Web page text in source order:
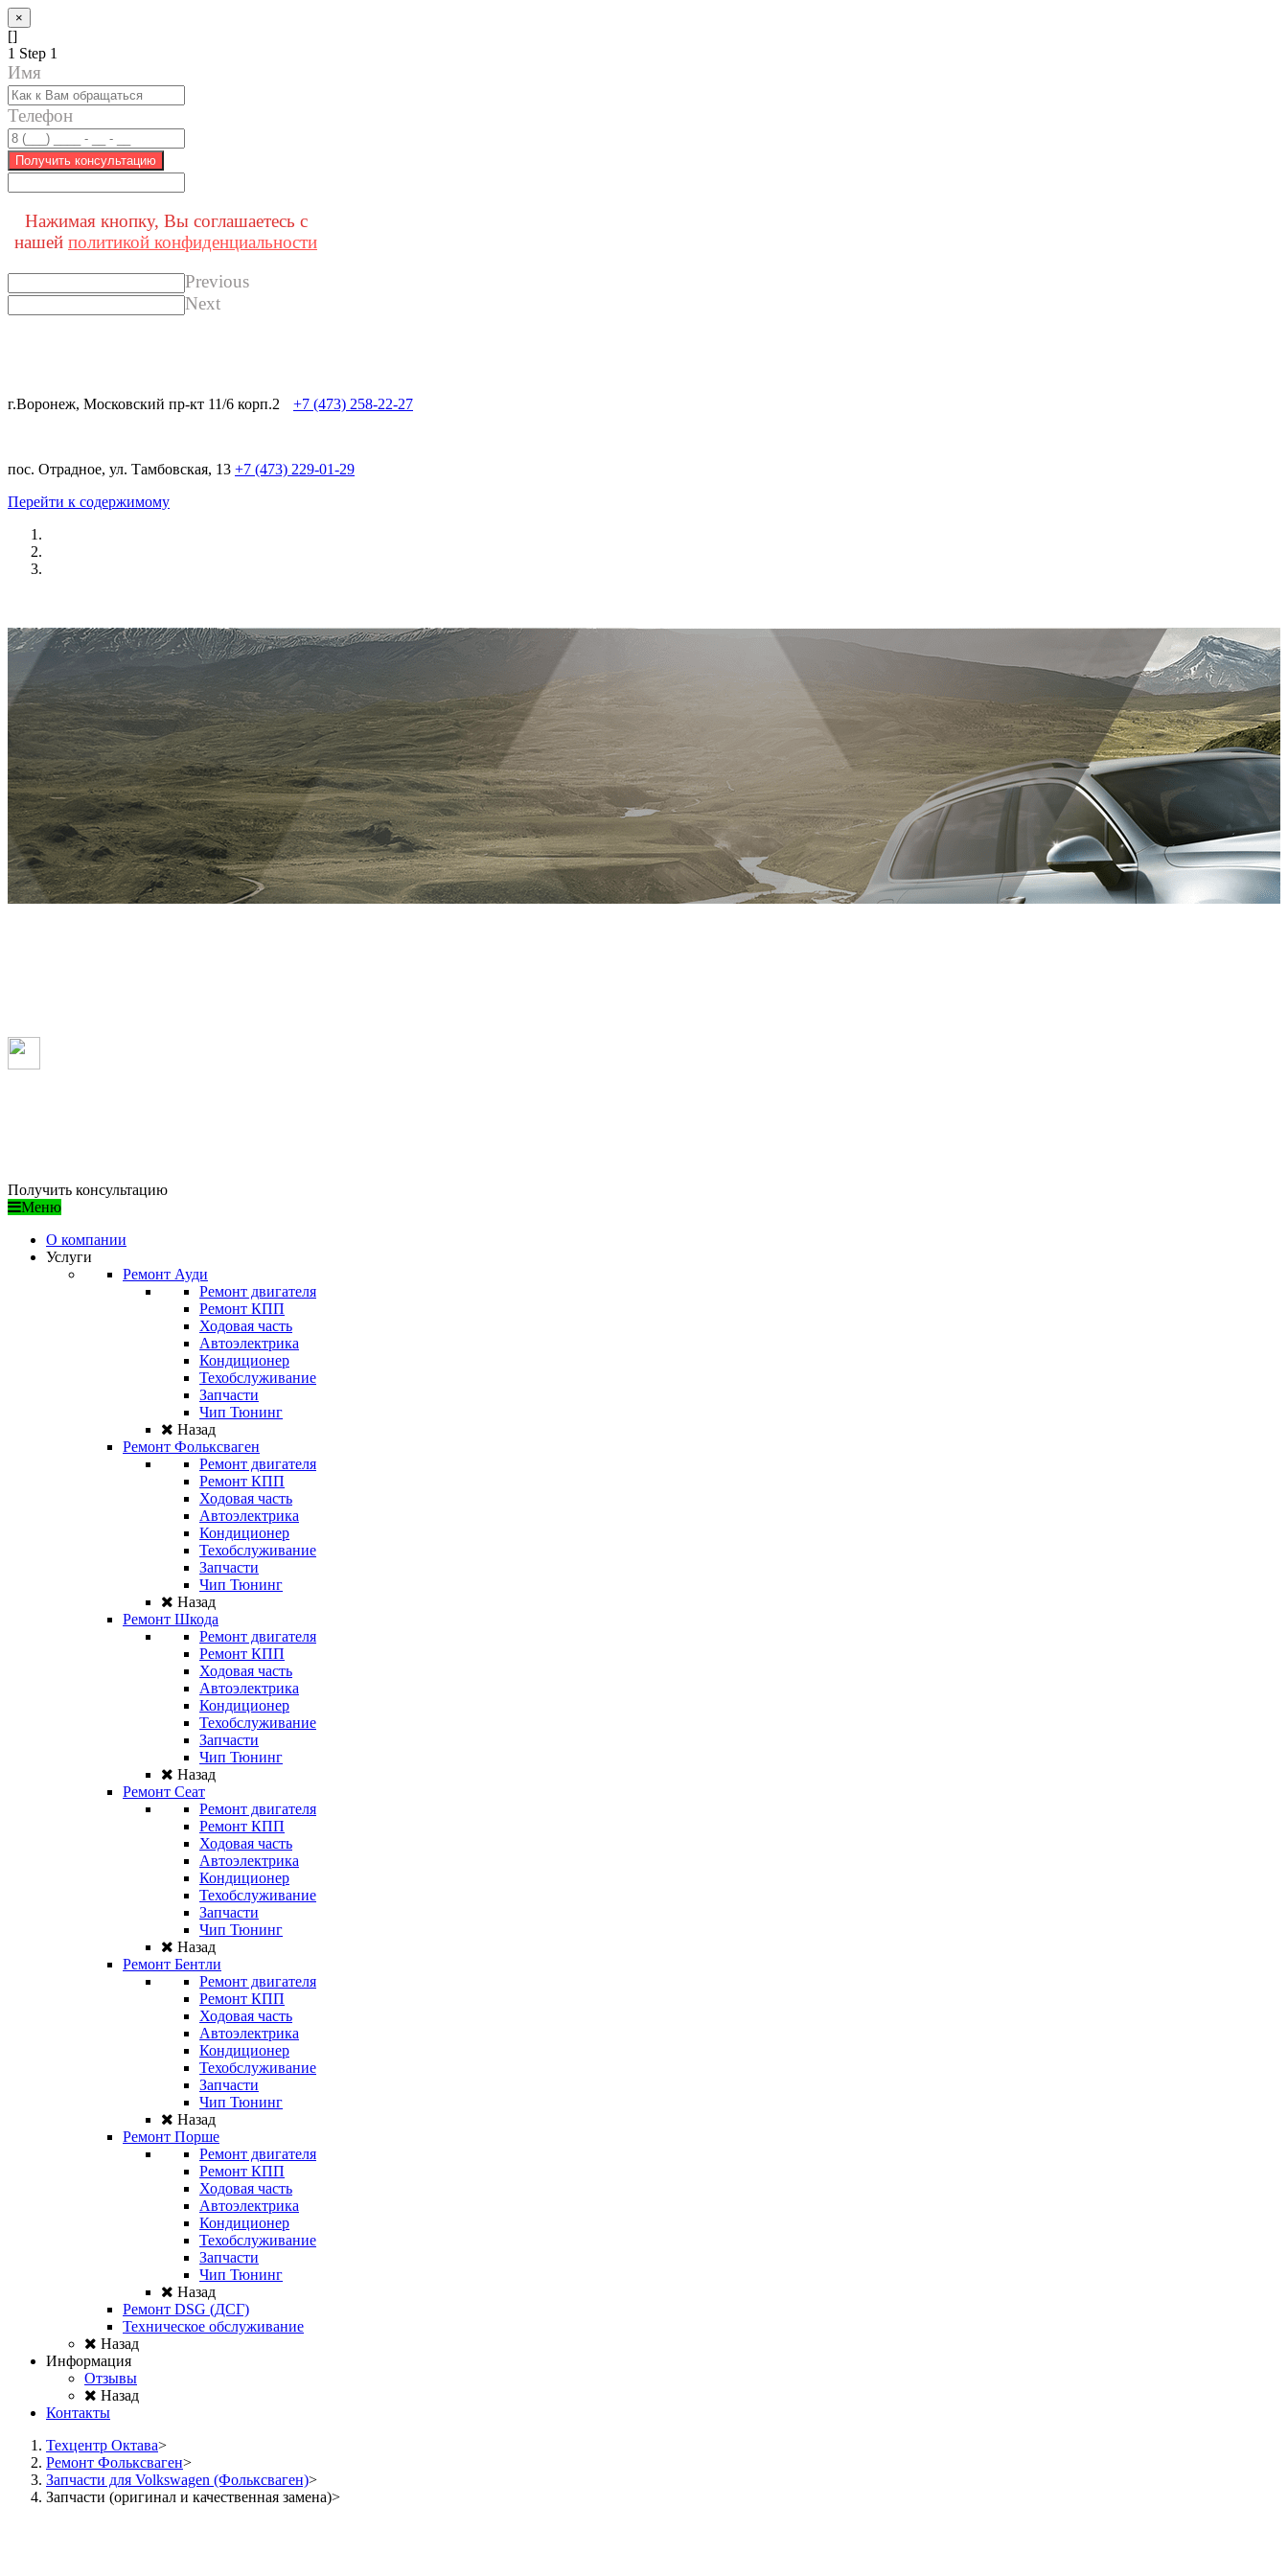
×
[]
1 Step 1
Имя
Телефон
Получить консультацию
Нажимая кнопку, Вы соглашаетесь с
нашей политикой конфиденциальности
Previous
Next
г.Воронеж, Московский пр-кт 11/6 корп.2 +7 (473) 258-22-27
пос. Отрадное, ул. Тамбовская, 13 +7 (473) 229-01-29
Перейти к содержимому
Получить консультацию
Меню
О компании
Услуги
Ремонт Ауди
Ремонт двигателя
Ремонт КПП
Ходовая часть
Автоэлектрика
Кондиционер
Техобслуживание
Запчасти
Чип Тюнинг
Назад
Ремонт Фольксваген
Ремонт двигателя
Ремонт КПП
Ходовая часть
Автоэлектрика
Кондиционер
Техобслуживание
Запчасти
Чип Тюнинг
Назад
Ремонт Шкода
Ремонт двигателя
Ремонт КПП
Ходовая часть
Автоэлектрика
Кондиционер
Техобслуживание
Запчасти
Чип Тюнинг
Назад
Ремонт Сеат
Ремонт двигателя
Ремонт КПП
Ходовая часть
Автоэлектрика
Кондиционер
Техобслуживание
Запчасти
Чип Тюнинг
Назад
Ремонт Бентли
Ремонт двигателя
Ремонт КПП
Ходовая часть
Автоэлектрика
Кондиционер
Техобслуживание
Запчасти
Чип Тюнинг
Назад
Ремонт Порше
Ремонт двигателя
Ремонт КПП
Ходовая часть
Автоэлектрика
Кондиционер
Техобслуживание
Запчасти
Чип Тюнинг
Назад
Ремонт DSG (ДСГ)
Техническое обслуживание
Назад
Информация
Отзывы
Назад
Контакты
Техцентр Октава
Ремонт Фольксваген
Запчасти для Volkswagen (Фольксваген)
Запчасти (оригинал и качественная замена)